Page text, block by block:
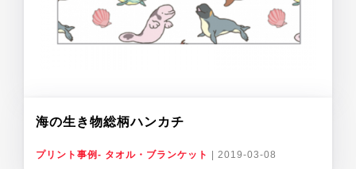
海の生き物総柄ハンカチ
プリント事例- タオル・ブランケット 2019-03-08